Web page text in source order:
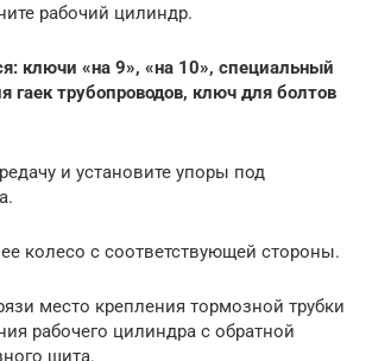
рабочий цилиндр.
ключи «на 9», «на 10», специальный
гаек трубопроводов, ключ для болтов
и установите упоры под
колесо с соответствующей стороны.
место крепления тормозной трубки
рабочего цилиндра с обратной
щита.